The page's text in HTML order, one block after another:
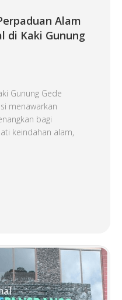
Alam
di Kaki Gunung
Gunung Gede
menawarkan
bagi
keindahan alam,